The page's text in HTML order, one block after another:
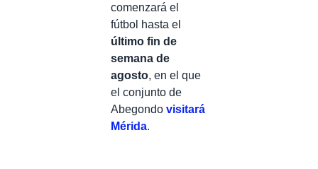
comenzará el
fútbol hasta el
último fin de
semana de
agosto, en el que
el conjunto de
Abegondo visitará
Mérida.